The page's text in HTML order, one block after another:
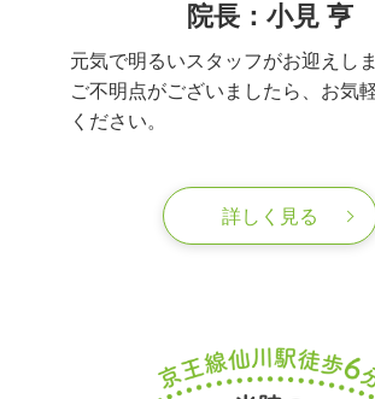
院長：小見 亨
元気で明るいスタッフがお迎えしま
ご不明点がございましたら、お気
ください。
詳しく見る